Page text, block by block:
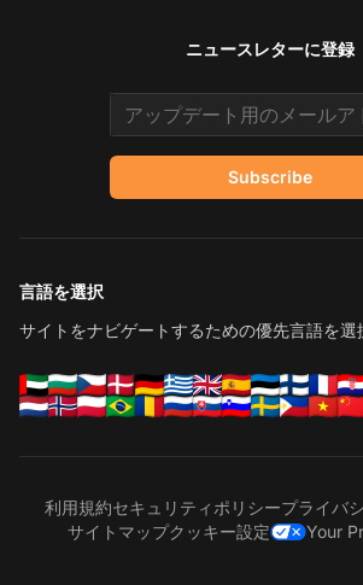
ニュースレターに登録
Email address
Subscribe
言語を選択
サイトをナビゲートするための優先言語を選
利用規約セキュリティポリシープライバ
サイトマップクッキー設定 Your